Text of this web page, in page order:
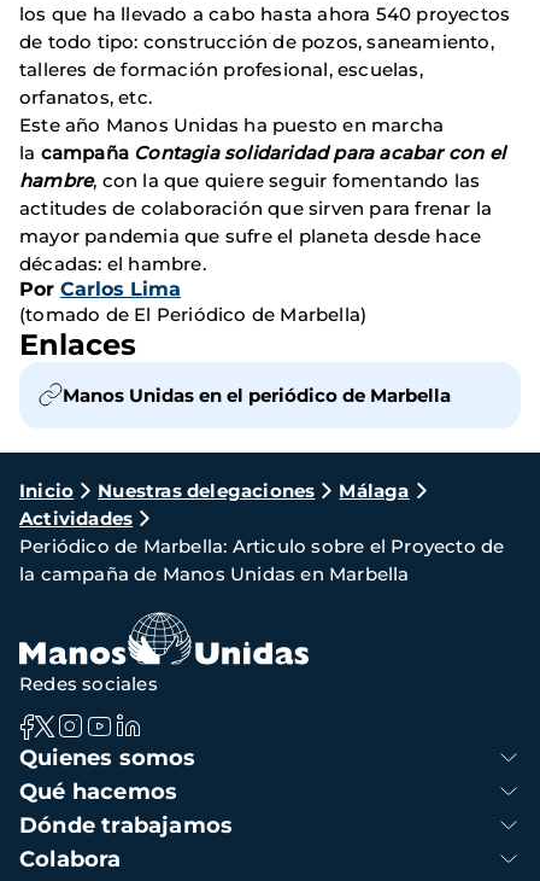
los que ha llevado a cabo hasta ahora 540 proyectos
de todo tipo: construcción de pozos, saneamiento,
talleres de formación profesional, escuelas,
orfanatos, etc.
Este año Manos Unidas ha puesto en marcha
la campaña Contagia solidaridad para acabar con el
hambre, con la que quiere seguir fomentando las
actitudes de colaboración que sirven para frenar la
mayor pandemia que sufre el planeta desde hace
décadas: el hambre.
Por Carlos Lima
(tomado de El Periódico de Marbella)
Enlaces
Manos Unidas en el periódico de Marbella
Ruta
de
navegación
Inicio Nuestras delegaciones
Málaga
Actividades
Periódico de Marbella: Articulo sobre el Proyecto de
la campaña de Manos Unidas en Marbella
Navegación
principal
Quienes somos
Qué hacemos
Dónde trabajamos
Colabora
Redes sociales